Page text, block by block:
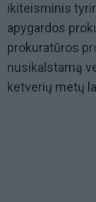
ikiteisminis
apygardos
prokuratūros
nusikalstamą
ketverių metų